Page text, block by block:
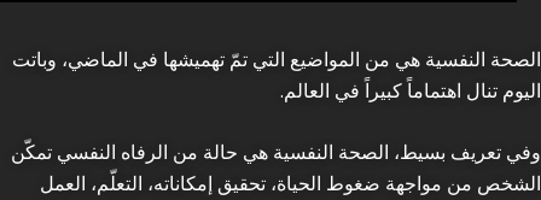
الصحة النفسية هي من المواضيع التي تمّ تهميشها في الماضي، وباتت
اليوم تنال اهتماماً كبيراً في العالم.
وفي تعريف بسيط، الصحة النفسية هي حالة من الرفاه النفسي تمكّن
الشخص من مواجهة ضغوط الحياة، تحقيق إمكاناته، التعلّم، العمل